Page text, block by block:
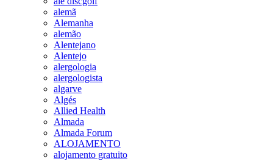
alemã
Alemanha
alemão
Alentejano
Alentejo
alergologia
alergologista
algarve
Algés
Allied Health
Almada
Almada Forum
ALOJAMENTO
alojamento gratuito